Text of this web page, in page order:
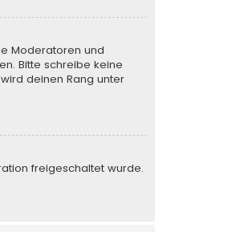
Moderatoren und
Bitte schreibe keine
deinen Rang unter
freigeschaltet wurde.